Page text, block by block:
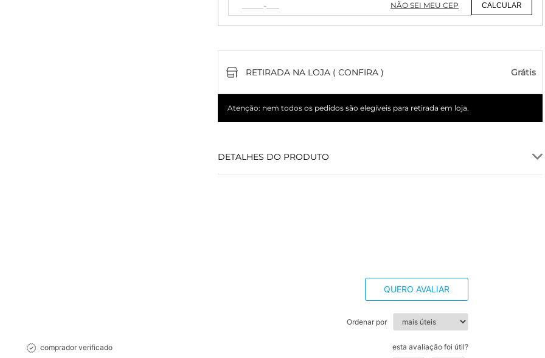
NÃO SEI MEU CEP CALCULAR
RETIRADA NA LOJA ( CONFIRA ) Grátis
Atenção: nem todos os pedidos são elegíveis para retirada em loja.
DETALHES DO PRODUTO
QUERO AVALIAR
Ordenar por
comprador verificado esta avaliação foi útil?